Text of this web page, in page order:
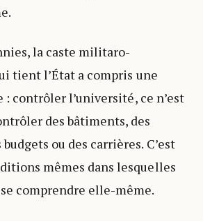
la caste militaro-
tient l’État a compris une
contrôler l’université, ce n’est
des bâtiments, des
ou des carrières. C’est
mêmes dans lesquelles
comprendre elle-même.